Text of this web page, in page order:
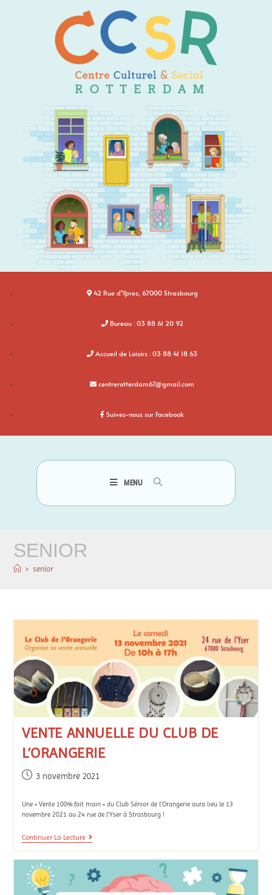
42 Rue d'Ypres, 67000 Strasbourg
Bureau : 03 88 61 20 92
Accueil de Loisirs : 03 88 41 18 63
centrerotterdam67@gmail.com
Suivez-nous sur Facebook
MENU
SENIOR
> senior
VENTE ANNUELLE DU CLUB DE
L’ORANGERIE
3 novembre 2021
Une « Vente 100% fait main » du Club Sénior de l’Orangerie aura lieu le 13
novembre 2021 au 24 rue de l’Yser à Strasbourg !
Continuer La Lecture